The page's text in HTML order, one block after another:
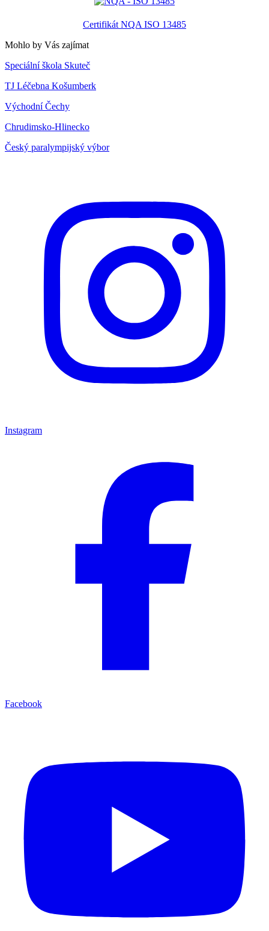
Certifikát NQA ISO 13485
Mohlo by Vás zajímat
Speciální škola Skuteč
TJ Léčebna Košumberk
Východní Čechy
Chrudimsko-Hlinecko
Český paralympijský výbor
Instagram
Facebook